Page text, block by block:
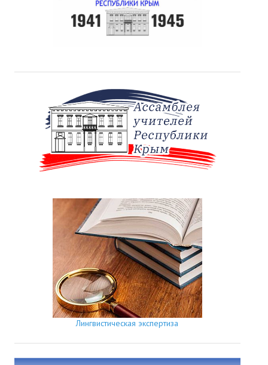
Лингвистическая экспертиза